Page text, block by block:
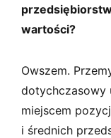
wartości?
Owszem.
dotychczasowy
miejscem
i średnich